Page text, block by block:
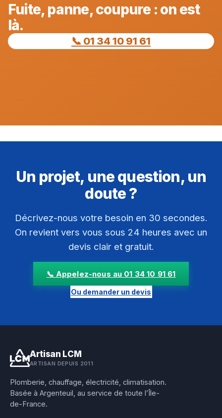
Fuite, panne, coupure : on est
là.
📞 01 34 10 91 61
Un projet, une question, un
doute ?
Décrivez-nous votre besoin en 30 secondes.
On revient vers vous sous 24 heures avec un
devis clair et gratuit.
📞 Appelez-nous au 01 34 10 91 61
Ou demander un devis
Artisan LCM
ARTISAN DEPUIS 2011
Plomberie, chauffage, électricité, climatisation.
Basée à Argenteuil, au service de toute l’Île-
de-France.